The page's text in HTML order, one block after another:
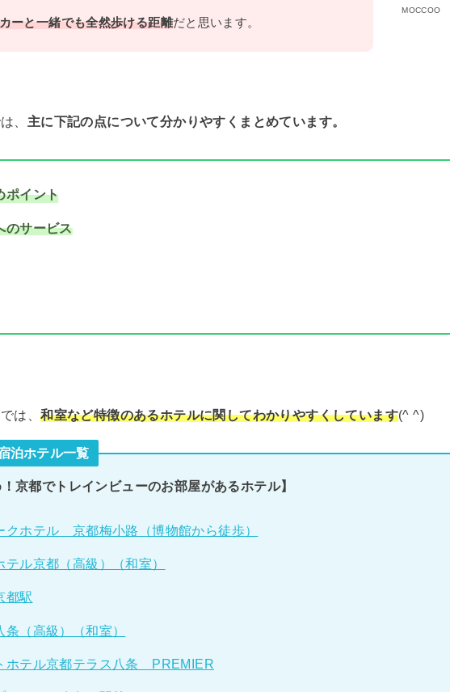
MOCCOO
ーと一緒でも全然歩ける距離だと思います。
、 主に下記の点について分かりやすくまとめています。
ポイント
のサービス
は、和室など特徴のあるホテルに関してわかりやすくしています(^ ^)
泊ホテル一覧
！京都でトレインビューのお部屋があるホテル】
クホテル 京都梅小路（博物館から徒歩）
テル京都（高級）（和室）
都駅
（高級）（和室）
ホテル京都テラス八条 PREMIER